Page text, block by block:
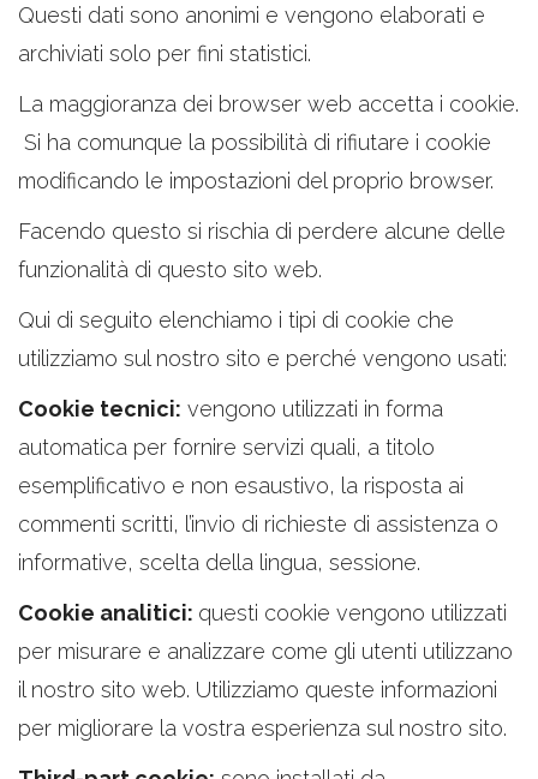
Questi dati sono anonimi e vengono elaborati e
archiviati solo per fini statistici.
La maggioranza dei browser web accetta i cookie.
Si ha comunque la possibilità di rifiutare i cookie
modificando le impostazioni del proprio browser.
Facendo questo si rischia di perdere alcune delle
funzionalità di questo sito web.
Qui di seguito elenchiamo i tipi di cookie che
utilizziamo sul nostro sito e perché vengono usati:
Cookie tecnici: vengono utilizzati in forma
automatica per fornire servizi quali, a titolo
esemplificativo e non esaustivo, la risposta ai
commenti scritti, l’invio di richieste di assistenza o
informative, scelta della lingua, sessione.
Cookie analitici: questi cookie vengono utilizzati
per misurare e analizzare come gli utenti utilizzano
il nostro sito web. Utilizziamo queste informazioni
per migliorare la vostra esperienza sul nostro sito.